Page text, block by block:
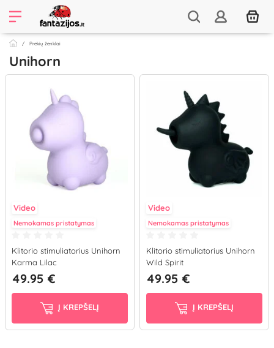
Prekių ženklai
Unihorn
Video
Nemokamas pristatymas
Klitorio stimuliatorius Unihorn
Karma Lilac
49.95 €
Į KREPŠELĮ
Video
Nemokamas pristatymas
Klitorio stimuliatorius Unihorn
Wild Spirit
49.95 €
Į KREPŠELĮ